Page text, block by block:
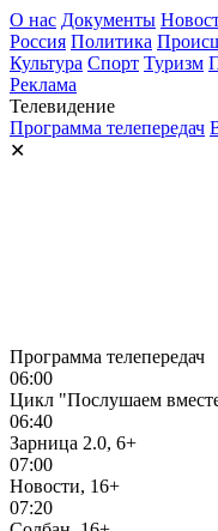
О нас Документы
Россия Политика
Культура Спорт Туризм
Реклама
Телевидение
Программа телепередач
✕
Программа телепередач
06:00
Цикл "Послушаем
06:40
Зарница 2.0, 6+
07:00
Новости, 16+
07:20